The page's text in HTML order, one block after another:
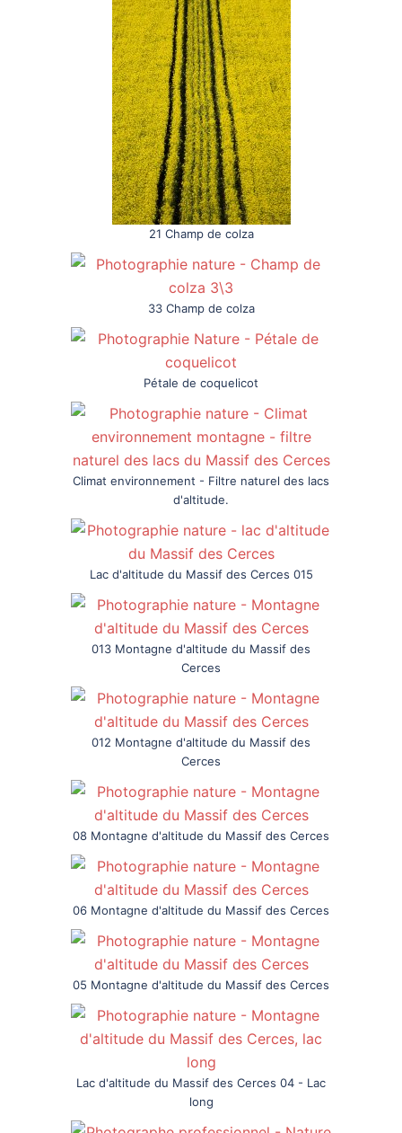
21 Champ de colza
33 Champ de colza
Pétale de coquelicot
Climat environnement - Filtre naturel des lacs
d'altitude.
Lac d'altitude du Massif des Cerces 015
013 Montagne d'altitude du Massif des
Cerces
012 Montagne d'altitude du Massif des
Cerces
08 Montagne d'altitude du Massif des Cerces
06 Montagne d'altitude du Massif des Cerces
05 Montagne d'altitude du Massif des Cerces
Lac d'altitude du Massif des Cerces 04 - Lac
long